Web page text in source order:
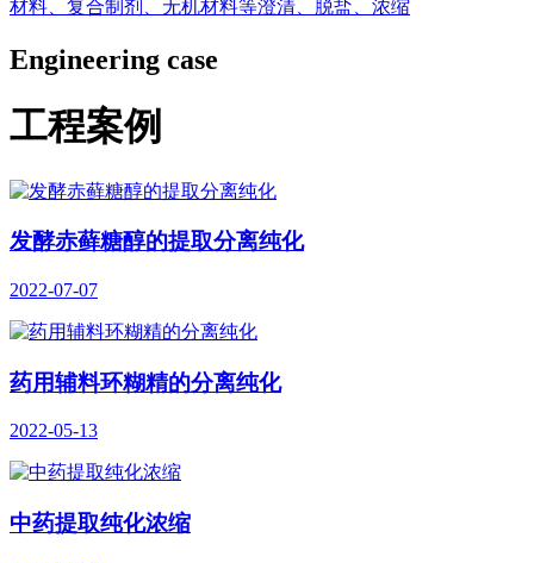
材料、复合制剂、无机材料等澄清、脱盐、浓缩
Engineering case
工程案例
发酵赤藓糖醇的提取分离纯化
2022-07-07
药用辅料环糊精的分离纯化
2022-05-13
中药提取纯化浓缩